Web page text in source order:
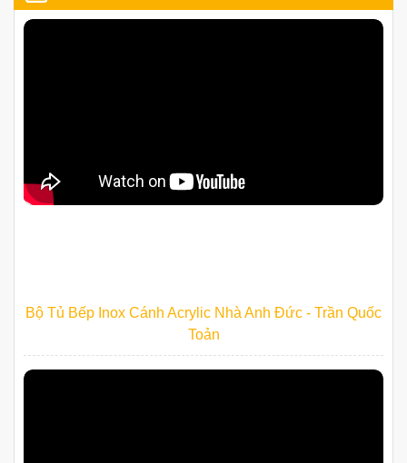
Bộ Tủ Bếp Inox Cánh Acrylic Nhà Anh Đức - Trần Quốc
Toản